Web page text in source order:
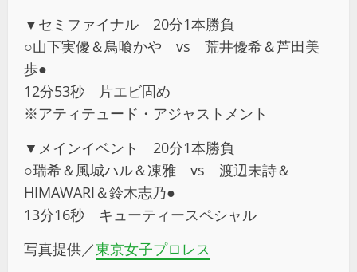
▼セミファイナル 20分1本勝負
○山下実優＆鳥喰かや vs 荒井優希＆芦田美
歩●
12分53秒 片エビ固め
※アティテュード・アジャストメント
▼メインイベント 20分1本勝負
○瑞希＆風城ハル＆凍雅 vs 渡辺未詩＆
HIMAWARI＆鈴木志乃●
13分16秒 キューティースペシャル
写真提供／東京女子プロレス